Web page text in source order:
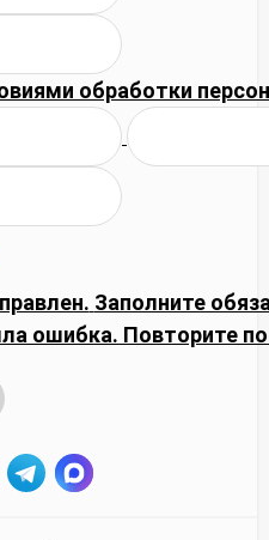
обработки
Заполните
ошибка. Повторите